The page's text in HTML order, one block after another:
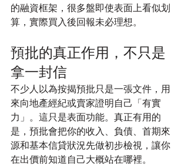
的融資框架，很多盤即使表面上看似划
算，實際買入後回報未必理想。
預批的真正作用，不只是
拿一封信
不少人以為按揭預批只是一張文件，用
來向地產經紀或賣家證明自己「有實
力」。這只是表面功能。真正有用的
是，預批會把你的收入、負債、首期來
源和基本信貸狀況先做初步檢視，讓你
在出價前知道自己大概站在哪裡。